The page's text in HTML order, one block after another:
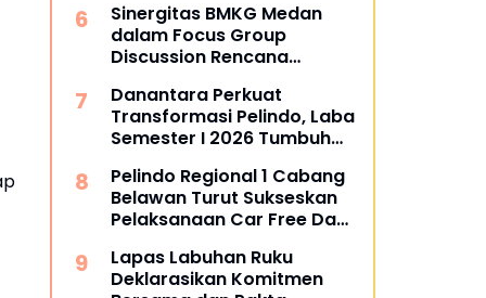
Sinergitas BMKG Medan
dalam Focus Group
Discussion Rencana
Sumatra Utara
Danantara Perkuat
Transformasi Pelindo, Laba
Semester I 2026 Tumbuh
Pelindo Regional 1 Cabang
Belawan Turut Sukseskan
Pelaksanaan Car Free Day
Lapas Labuhan Ruku
Deklarasikan Komitmen